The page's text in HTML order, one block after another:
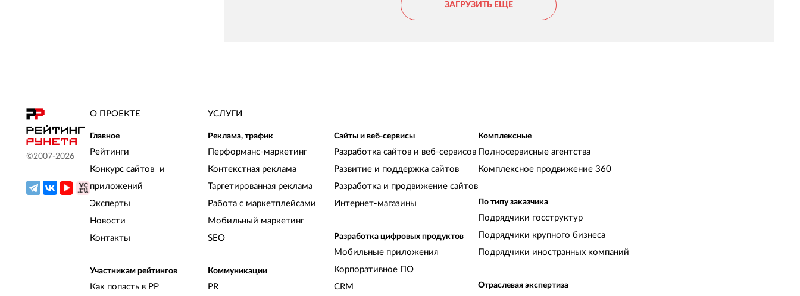
ЗАГРУЗИТЬ ЕЩЕ
©2007-2026
О ПРОЕКТЕ
Главное
Рейтинги
Конкурс сайтов и
приложений
Эксперты
Новости
Контакты
Участникам рейтингов
Как попасть в РР
УСЛУГИ
Реклама, трафик
Перформанс-маркетинг
Контекстная реклама
Таргетированная реклама
Работа с маркетплейсами
Мобильный маркетинг
SEO
Коммуникации
PR
Сайты и веб-сервисы
Разработка сайтов и веб-сервисов
Развитие и поддержка сайтов
Разработка и продвижение сайтов
Интернет-магазины
Разработка цифровых продуктов
Мобильные приложения
Корпоративное ПО
CRM
Комплексные
Полносервисные агентства
Комплексное продвижение 360
По типу заказчика
Подрядчики госструктур
Подрядчики крупного бизнеса
Подрядчики иностранных компаний
Отраслевая экспертиза